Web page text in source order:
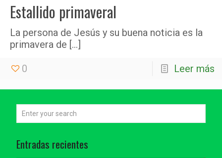
Estallido primaveral
La persona de Jesús y su buena noticia es la
primavera de […]
0 Leer más
Entradas recientes